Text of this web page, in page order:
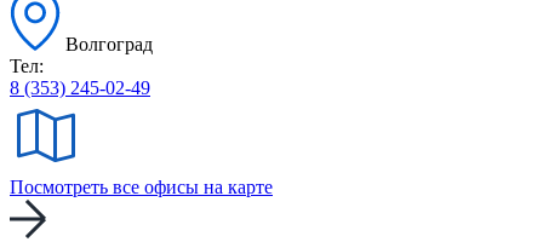
Волгоград
Тел:
8 (353) 245-02-49
Посмотреть все офисы на карте